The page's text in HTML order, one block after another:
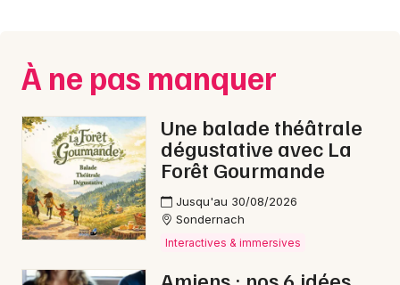
Concerts
Sports
Soirées
Sorties famille
Nice
Paris
Strasbourg
Toulouse
Toutes les villes
À ne pas manquer
Une balade théâtrale
dégustative avec La
Forêt Gourmande
Jusqu'au 30/08/2026
Sondernach
Interactives & immersives